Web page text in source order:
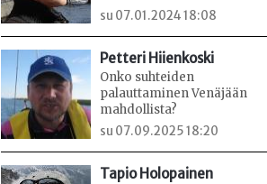
su 07.01.2024 18:08
Petteri Hiienkoski
Onko suhteiden
palauttaminen Venäjään
mahdollista?
su 07.09.2025 18:20
Tapio Holopainen